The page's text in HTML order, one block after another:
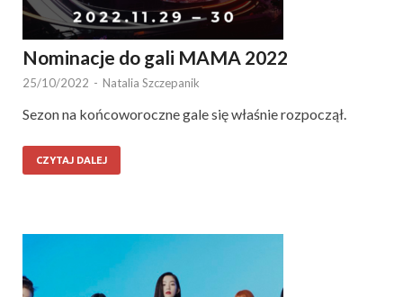
Nominacje do gali MAMA 2022
25/10/2022 - Natalia Szczepanik
Sezon na końcoworoczne gale się właśnie rozpoczął.
CZYTAJ DALEJ